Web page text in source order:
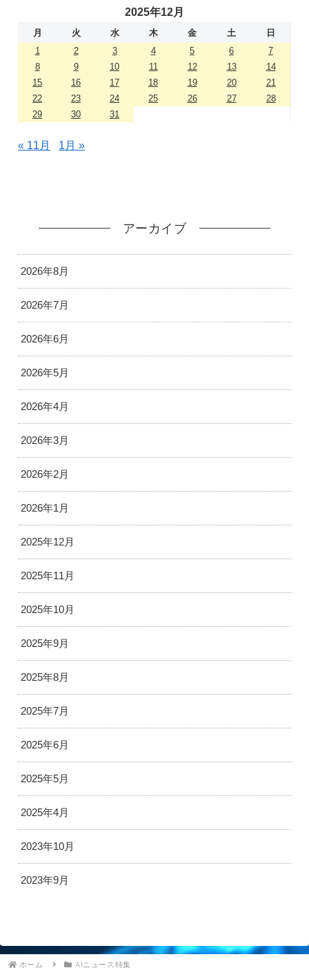
2025年12月
月 火 水 木 金 土
日
1
2 3 4 5 6
7
8
9 10 11 12 13
14
15
16 17 18 19 20
21
22
23 24 25 26 27
28
29
30 31
« 11月 1月 »
アーカイブ
2026年8月
2026年7月
2026年6月
2026年5月
2026年4月
2026年3月
2026年2月
2026年1月
2025年12月
2025年11月
2025年10月
2025年9月
2025年8月
2025年7月
2025年6月
2025年5月
2025年4月
2023年10月
2023年9月
ホーム AIニュース特集